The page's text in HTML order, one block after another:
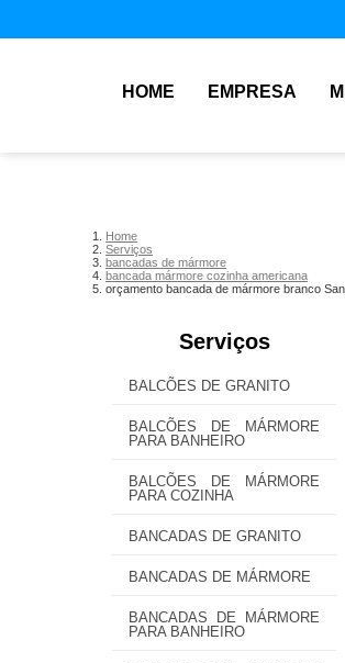
HOME EMPRESA
Home
Serviços
bancadas de mármore
bancada mármore cozinha americana
orçamento bancada de mármore branco
Serviços
BALCÕES DE GRANITO
BALCÕES DE MÁRMORE
PARA BANHEIRO
BALCÕES DE MÁRMORE
PARA COZINHA
BANCADAS DE GRANITO
BANCADAS DE MÁRMORE
BANCADAS DE MÁRMORE
PARA BANHEIRO